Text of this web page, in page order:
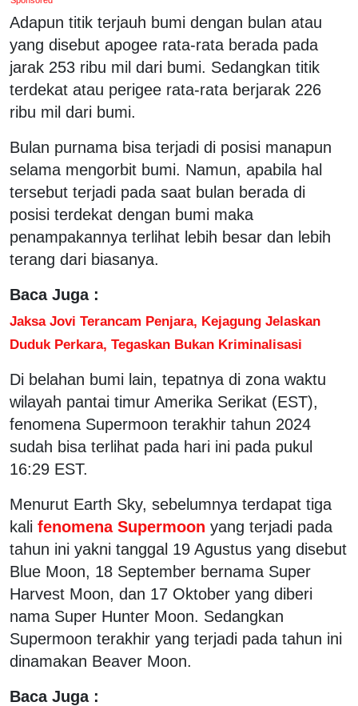
Adapun titik terjauh bumi dengan bulan atau
yang disebut apogee rata-rata berada pada
jarak 253 ribu mil dari bumi. Sedangkan titik
terdekat atau perigee rata-rata berjarak 226
ribu mil dari bumi.
Bulan purnama bisa terjadi di posisi manapun
selama mengorbit bumi. Namun, apabila hal
tersebut terjadi pada saat bulan berada di
posisi terdekat dengan bumi maka
penampakannya terlihat lebih besar dan lebih
terang dari biasanya.
Baca Juga :
Jaksa Jovi Terancam Penjara, Kejagung Jelaskan
Duduk Perkara, Tegaskan Bukan Kriminalisasi
Di belahan bumi lain, tepatnya di zona waktu
wilayah pantai timur Amerika Serikat (EST),
fenomena Supermoon terakhir tahun 2024
sudah bisa terlihat pada hari ini pada pukul
16:29 EST.
Menurut Earth Sky, sebelumnya terdapat tiga
kali fenomena Supermoon yang terjadi pada
tahun ini yakni tanggal 19 Agustus yang disebut
Blue Moon, 18 September bernama Super
Harvest Moon, dan 17 Oktober yang diberi
nama Super Hunter Moon. Sedangkan
Supermoon terakhir yang terjadi pada tahun ini
dinamakan Beaver Moon.
Baca Juga :